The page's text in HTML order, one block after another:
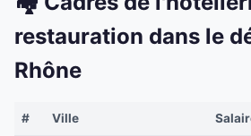
restauration dans le
Rhône
# Ville